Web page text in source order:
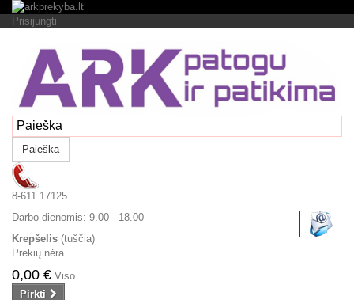
Prisijungti
Paieška
8-611 17125
Darbo dienomis: 9.00 - 18.00
Krepšelis (tuščia)
Prekių nėra
0,00 € Viso
Pirkti